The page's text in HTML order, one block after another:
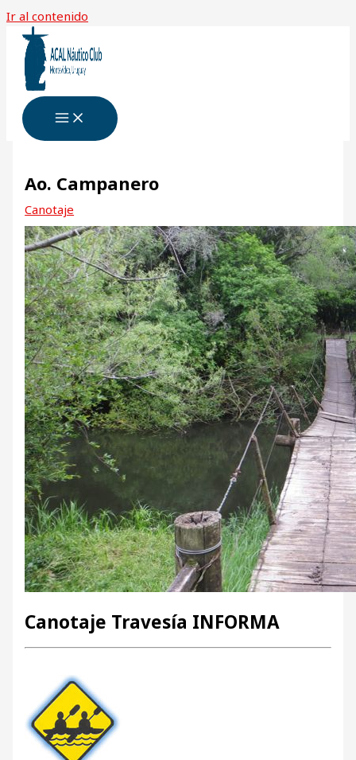
Ir al contenido
Ao. Campanero
Canotaje
Canotaje Travesía INFORMA